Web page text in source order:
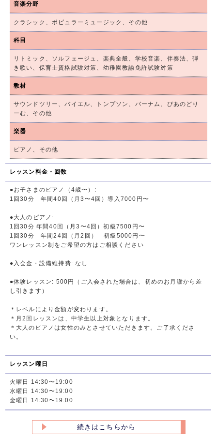
音楽分野
クラシック、ポピュラーミュージック、その他
科目
リトミック、ソルフェージュ、楽典全般、学校音楽、伴奏法、弾
き歌い、保育士資格試験対策、幼稚園教諭免許試験対策
教材
サウンドツリー、バイエル、トンプソン、バーナム、ぴあのどり
ーむ、その他
楽器
ピアノ、その他
レッスン料金・回数
●お子さまのピアノ（4歳〜）:
1回30分 年間40回（月3〜4回）導入7000円〜
●大人のピアノ:
1回30分 年間40回（月3〜4回）初級7500円〜
1回30分 年間24回（月2回） 初級5000円〜
ワンレッスン制をご希望の方はご相談ください
●入会金・設備維持費: なし
●体験レッスン: 500円（ご入会された場合は、初めのお月謝から差
し引きます）
＊レベルにより金額が変わります。
＊月2回レッスンは、中学生以上対象となります。
＊大人のピアノは女性のみとさせていただきます。ご了承くださ
い。
レッスン曜日
火曜日 14:30〜19:00
水曜日 14:30〜19:00
金曜日 14:30〜19:00
続きはこちらから